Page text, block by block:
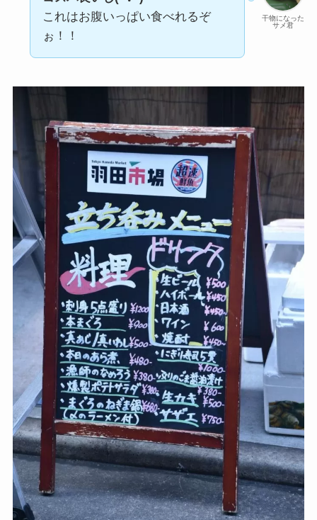
干物になった
サメ君
これはお腹いっぱい食べれるぞ
ぉ！！